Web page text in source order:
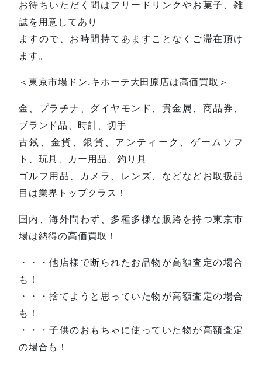
お待ちいただく間はフリードリンクやお菓子、雑
誌を用意してあり
ますので、お時間持てあますことなくご滞在頂け
ます。
＜東京市場ドン.キホーテ大田原店は高価買取＞
金、プラチナ、ダイヤモンド、貴金属、商品券、
ブランド品、時計、切手
古銭、金貨、銀貨、アンティーク、ゲームソフ
ト、玩具、カー用品、釣り具
ゴルフ用品、カメラ、レンズ、などなどお取扱品
目は業界トップクラス！
国内、海外問わず、多種多様な販路を持つ東京市
場は納得の高価買取！
・・・他店様で断られたお品物が高額査定の場合
も！
・・・捨てようと思っていた物が高額査定の場合
も！
・・・子供のおもちゃに使っていた物が高額査定
の場合も！